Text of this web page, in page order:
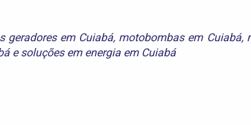
geradores em Cuiabá, motobombas em Cuiabá,
esoluções em energia em Cuiabá